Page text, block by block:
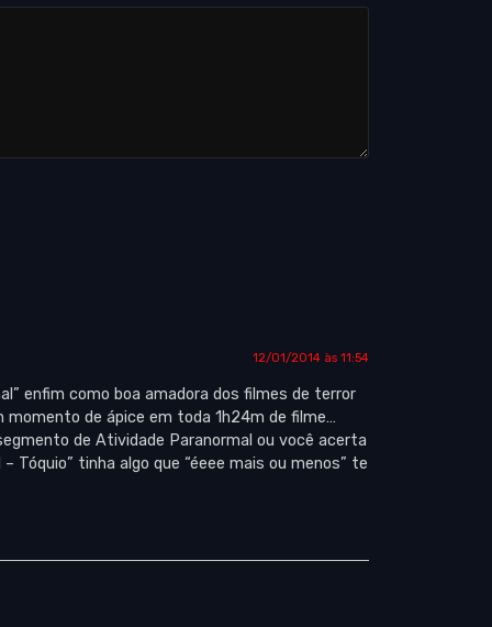
12/01/2014 às 11:54
enfim como boa amadora dos filmes de terror
momento de ápice em toda 1h24m de filme…
de Atividade Paranormal ou você acerta
Tóquio” tinha algo que “éeee mais ou menos” te